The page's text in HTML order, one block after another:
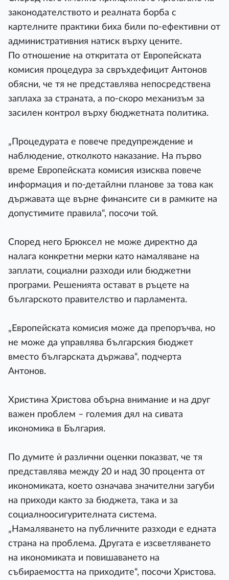
законодателството и реалната борба с
картелните практики биха били по-ефективни от
административния натиск върху цените.
По отношение на откритата от Европейската
комисия процедура за свръхдефицит Антонов
обясни, че тя не представлява непосредствена
заплаха за страната, а по-скоро механизъм за
засилен контрол върху бюджетната политика.
„Процедурата е повече предупреждение и
наблюдение, отколкото наказание. На първо
време Европейската комисия изисква повече
информация и по-детайлни планове за това как
държавата ще върне финансите си в рамките на
допустимите правила“, посочи той.
Според него Брюксел не може директно да
налага конкретни мерки като намаляване на
заплати, социални разходи или бюджетни
програми. Решенията остават в ръцете на
българското правителство и парламента.
„Европейската комисия може да препоръчва, но
не може да управлява българския бюджет
вместо българската държава“, подчерта
Антонов.
Христина Христова обърна внимание и на друг
важен проблем – големия дял на сивата
икономика в България.
По думите ѝ различни оценки показват, че тя
представлява между 20 и над 30 процента от
икономиката, което означава значителни загуби
на приходи както за бюджета, така и за
социалноосигурителната система.
„Намаляването на публичните разходи е едната
страна на проблема. Другата е изсветляването
на икономиката и повишаването на
събираемостта на приходите“, посочи Христова.